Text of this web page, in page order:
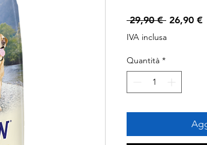
29,90 € Prezzo
26,90 €
IVA inclusa
Quantità *